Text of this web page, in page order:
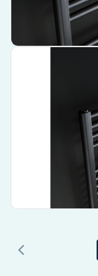
Instamat Rondo
Praktisch en
Perfecte